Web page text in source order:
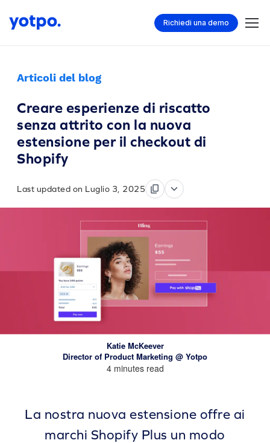
Richiedi una demo
Articoli del blog
Creare esperienze di riscatto
senza attrito con la nuova
estensione per il checkout di
Shopify
Last updated on Luglio 3, 2025
Katie McKeever
Director of Product Marketing @ Yotpo
4 minutes read
La nostra nuova estensione offre ai
marchi Shopify Plus un modo